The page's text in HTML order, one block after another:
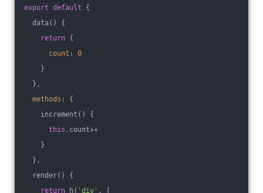
export default {
data() {
return {
count : 0
}
},
methods : {
increment() {
this .count++
}
},
render() {
return h( 'div' , [